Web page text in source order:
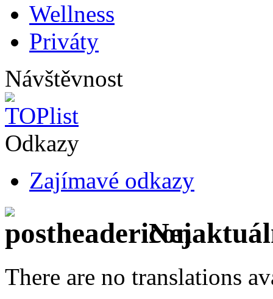
Wellness
Priváty
Návštěvnost
Odkazy
Zajímavé odkazy
There are no translations